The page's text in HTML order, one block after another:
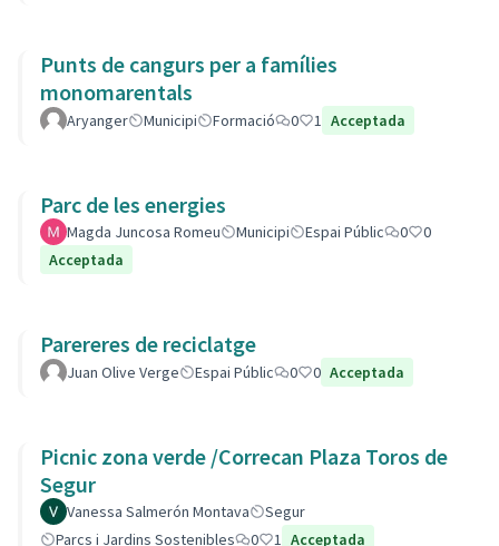
Punts de cangurs per a famílies
monomarentals
Aryanger Municipi Formació 0 1 Acceptada
Parc de les energies
Magda Juncosa Romeu Municipi Espai Públic 0
0
Acceptada
Parereres de reciclatge
Juan Olive Verge Espai Públic 0 0 Acceptada
Picnic zona verde /Correcan Plaza Toros de
Segur
Vanessa Salmerón Montava
Segur
Parcs i Jardins Sostenibles
0 1 Acceptada